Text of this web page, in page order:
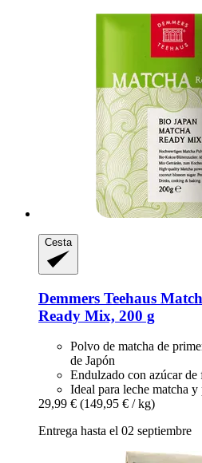
Cesta
Demmers Teehaus
Ready Mix, 200 g
Polvo de matcha de
de Japón
Endulzado con azúcar
Ideal para leche matcha y
29,99 € (149,95 € / kg)
Entrega hasta el 02 septiembre